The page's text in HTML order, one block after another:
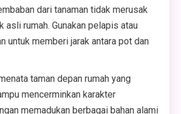
dari tanaman tidak merusak
asli rumah. Gunakan pelapis atau
untuk memberi jarak antara pot dan
taman depan rumah yang
mencerminkan karakter
memadukan berbagai bahan alami